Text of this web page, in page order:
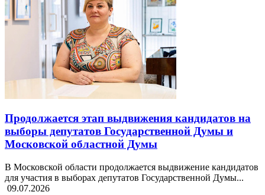
Продолжается этап выдвижения кандидатов на
выборы депутатов Государственной Думы и
Московской областной Думы
В Московской области продолжается выдвижение кандидатов
для участия в выборах депутатов Государственной Думы...
09.07.2026